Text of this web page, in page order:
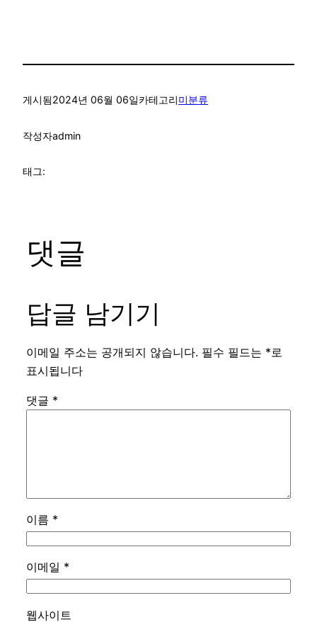
게시됨2024년 06월 06일카테고리미분류
작성자admin
태그:
댓글
답글 남기기
이메일 주소는 공개되지 않습니다. 필수 필드는 *로
표시됩니다
댓글 *
이름 *
이메일 *
웹사이트